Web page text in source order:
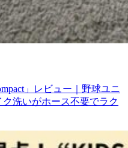
」レビュー｜野球ユニ
洗いがホース不要でラク